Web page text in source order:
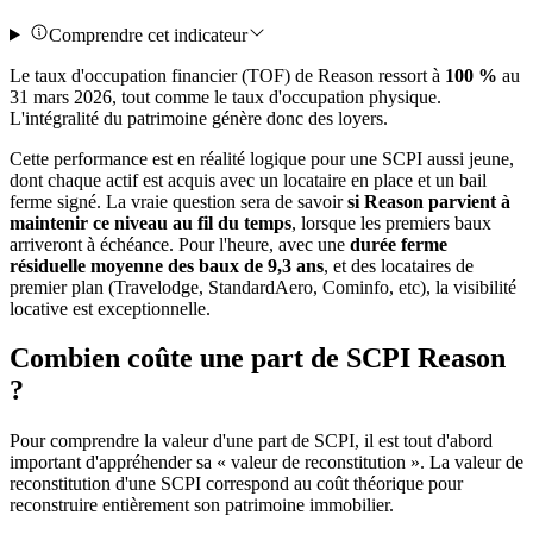
Comprendre cet indicateur
Le taux d'occupation financier (TOF) de Reason ressort à 100 % au
31 mars 2026, tout comme le taux d'occupation physique.
L'intégralité du patrimoine génère donc des loyers.
Cette performance est en réalité logique pour une SCPI aussi jeune,
dont chaque actif est acquis avec un locataire en place et un bail
ferme signé. La vraie question sera de savoirsi Reason parvient à
maintenir ce niveau au fil du temps, lorsque les premiers baux
arriveront à échéance. Pour l'heure, avec une durée ferme
résiduelle moyenne des baux de 9,3 ans, et des locataires de
premier plan (Travelodge, StandardAero, Cominfo, etc), la visibilité
locative est exceptionnelle.
Combien coûte une part de SCPI Reason
?
Pour comprendre la valeur d'une part de SCPI, il est tout d'abord
important d'appréhender sa « valeur de reconstitution ». La valeur de
reconstitution d'une SCPI correspond au coût théorique pour
reconstruire entièrement son patrimoine immobilier.